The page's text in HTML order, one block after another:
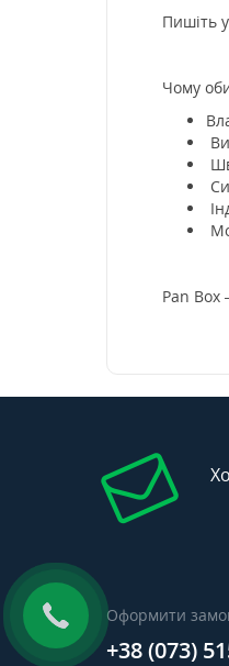
Пишіть
Чому
Pan Box
Оформити
+38 (073)